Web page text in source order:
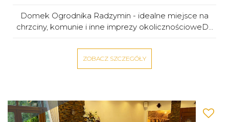
Domek Ogrodnika Radzymin - idealne miejsce na
chrzciny, komunie i inne imprezy okolicznościoweD...
ZOBACZ SZCZEGÓŁY